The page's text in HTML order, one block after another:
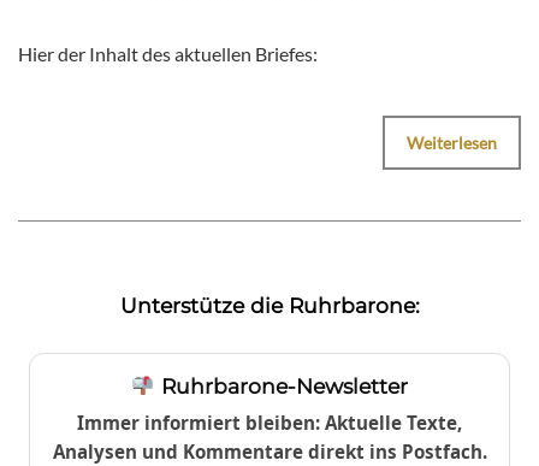
Hier der Inhalt des aktuellen Briefes:
Weiterlesen
Unterstütze die Ruhrbarone:
Ruhrbarone-Newsletter
Immer informiert bleiben: Aktuelle Texte,
Analysen und Kommentare direkt ins Postfach.